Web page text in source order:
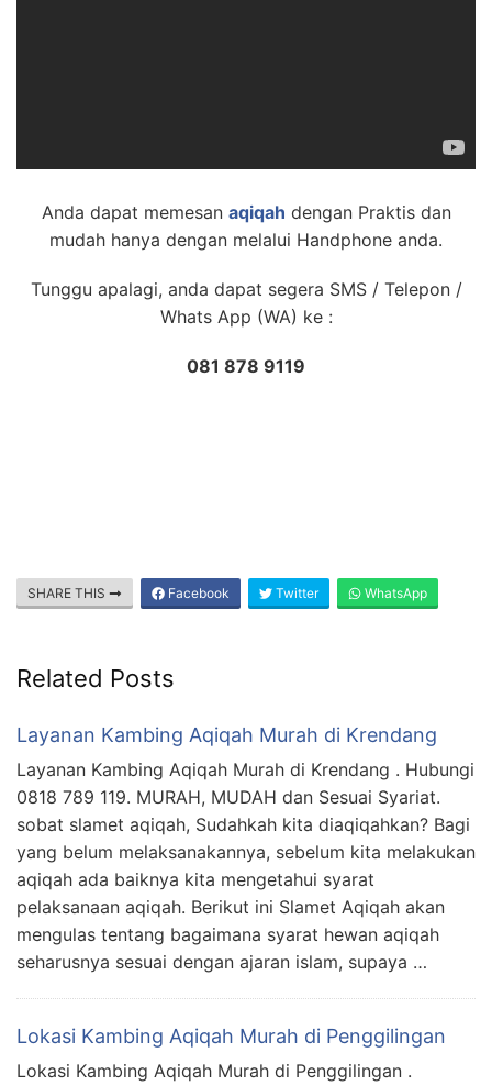
Anda dapat memesan aqiqah dengan Praktis dan
mudah hanya dengan melalui Handphone anda.
Tunggu apalagi, anda dapat segera SMS / Telepon /
Whats App (WA) ke :
081 878 9119
SHARE THIS Facebook Twitter WhatsApp
Related Posts
Layanan Kambing Aqiqah Murah di Krendang
Layanan Kambing Aqiqah Murah di Krendang . Hubungi
0818 789 119. MURAH, MUDAH dan Sesuai Syariat.
sobat slamet aqiqah, Sudahkah kita diaqiqahkan? Bagi
yang belum melaksanakannya, sebelum kita melakukan
aqiqah ada baiknya kita mengetahui syarat
pelaksanaan aqiqah. Berikut ini Slamet Aqiqah akan
mengulas tentang bagaimana syarat hewan aqiqah
seharusnya sesuai dengan ajaran islam, supaya …
Lokasi Kambing Aqiqah Murah di Penggilingan
Lokasi Kambing Aqiqah Murah di Penggilingan .